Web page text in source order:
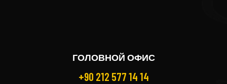
ГОЛОВНОЙ ОФИС
+90 212 577 14 14